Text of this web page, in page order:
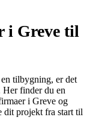
i Greve til
tilbygning, er det
finder du en
i Greve og
dit projekt fra start til